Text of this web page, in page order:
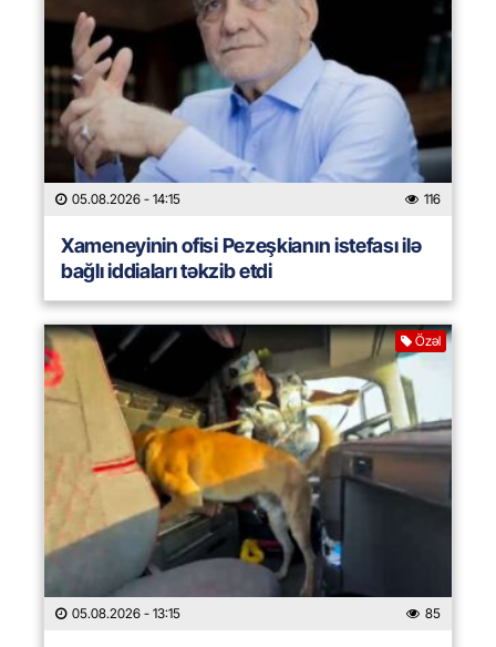
05.08.2026 - 14:15 116
Xameneyinin ofisi Pezeşkianın istefası ilə
bağlı iddiaları təkzib etdi
Özəl
05.08.2026 - 13:15 85